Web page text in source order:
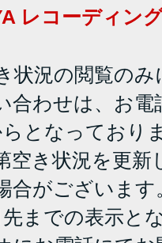
レコーディン
状況の閲覧の
合わせは、お
らとなっており
空き状況を更
合がございます
先までの表示と